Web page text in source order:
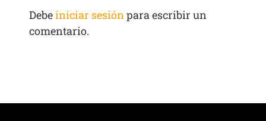
Debeiniciar sesiónpara escribir un
comentario.